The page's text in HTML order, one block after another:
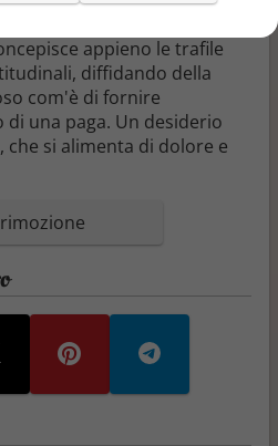
appieno le trafile
diffidando della
com'è di fornire
una paga. Un desiderio
si alimenta di dolore e